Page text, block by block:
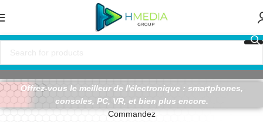
Tech Deals - Jusqu'à -25% !
Offrez-vous le meilleur de l'électronique : smartphones,
consoles, PC, VR, et bien plus encore.
Commandez